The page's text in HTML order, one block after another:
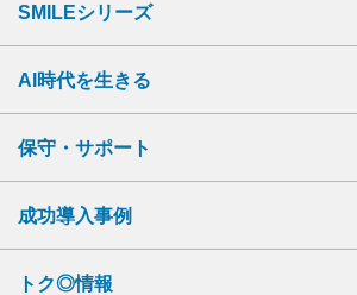
SMILEシリーズ
AI時代を生きる
保守・サポート
成功導入事例
トク◎情報